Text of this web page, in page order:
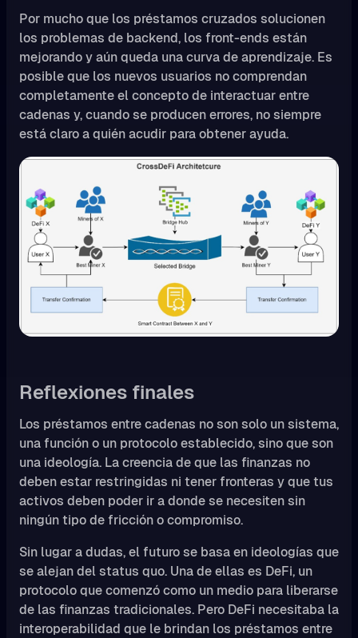
Por mucho que los préstamos cruzados solucionen
los problemas de backend, los front-ends están
mejorando y aún queda una curva de aprendizaje. Es
posible que los nuevos usuarios no comprendan
completamente el concepto de interactuar entre
cadenas y, cuando se producen errores, no siempre
está claro a quién acudir para obtener ayuda.
Reflexiones finales
Los préstamos entre cadenas no son solo un sistema,
una función o un protocolo establecido, sino que son
una ideología. La creencia de que las finanzas no
deben estar restringidas ni tener fronteras y que tus
activos deben poder ir a donde se necesiten sin
ningún tipo de fricción o compromiso.
Sin lugar a dudas, el futuro se basa en ideologías que
se alejan del status quo. Una de ellas es DeFi, un
protocolo que comenzó como un medio para liberarse
de las finanzas tradicionales. Pero DeFi necesitaba la
interoperabilidad que le brindan los préstamos entre